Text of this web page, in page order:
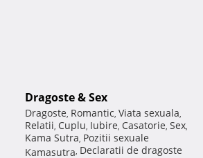
Dragoste & Sex
Dragoste, Romantic, Viata sexuala,
Relatii, Cuplu, Iubire, Casatorie, Sex,
Kama Sutra, Pozitii sexuale
Kamasutra, Declaratii de dragoste